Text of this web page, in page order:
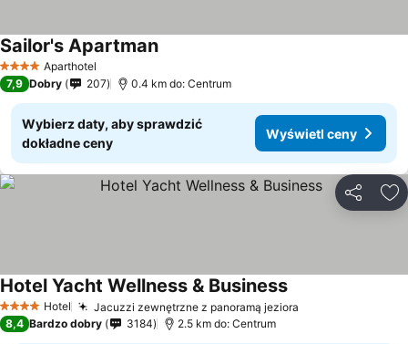
4 KategoriaAparthotel
Sailor's Apartman
7,9 Dobry 207 0.4 km do: Centrum
Wybierz daty, aby sprawdzić
dokładne ceny
Wyświetl ceny
4 KategoriaHotel Jacuzzi zewnętrzne z panoramą jeziora
Hotel Yacht Wellness & Business
8,4 Bardzo dobry 3184 2.5 km do: Centrum